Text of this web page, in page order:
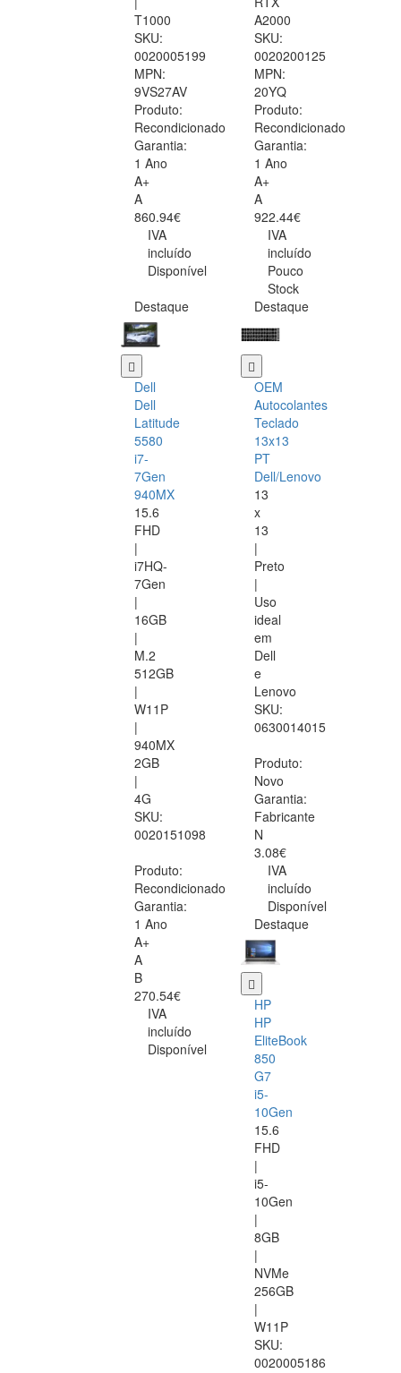
T1000
SKU:
0020005199
MPN:
9VS27AV
Produto:
Recondicionado
Garantia:
1 Ano
A+
A
860.94€
IVA
incluído
Disponível
A2000
SKU:
0020200125
MPN:
20YQ
Produto:
Recondicionado
Garantia:
1 Ano
A+
A
922.44€
IVA
incluído
Pouco
Stock
Destaque
Dell
Dell
Latitude
5580
i7-
7Gen
940MX
15.6
FHD
|
i7HQ-
7Gen
|
16GB
|
M.2
512GB
|
W11P
|
940MX
2GB
|
4G
SKU:
0020151098
Produto:
Recondicionado
Garantia:
1 Ano
A+
A
B
270.54€
IVA
incluído
Disponível
Destaque
OEM
Autocolantes
Teclado
13x13
PT
Dell/Lenovo
13
x
13
|
Preto
|
Uso
ideal
em
Dell
e
Lenovo
SKU:
0630014015
Produto:
Novo
Garantia:
Fabricante
N
3.08€
IVA
incluído
Disponível
Destaque
HP
HP
EliteBook
850
G7
i5-
10Gen
15.6
FHD
|
i5-
10Gen
|
8GB
|
NVMe
256GB
|
W11P
SKU:
0020005186